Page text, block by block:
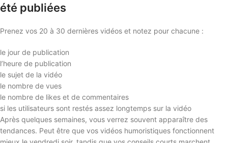
été publiées
Prenez vos 20 à 30 dernières vidéos et notez pour chacune :
le jour de publication
l’heure de publication
le sujet de la vidéo
le nombre de vues
le nombre de likes et de commentaires
si les utilisateurs sont restés assez longtemps sur la vidéo
Après quelques semaines, vous verrez souvent apparaître des
tendances. Peut être que vos vidéos humoristiques fonctionnent